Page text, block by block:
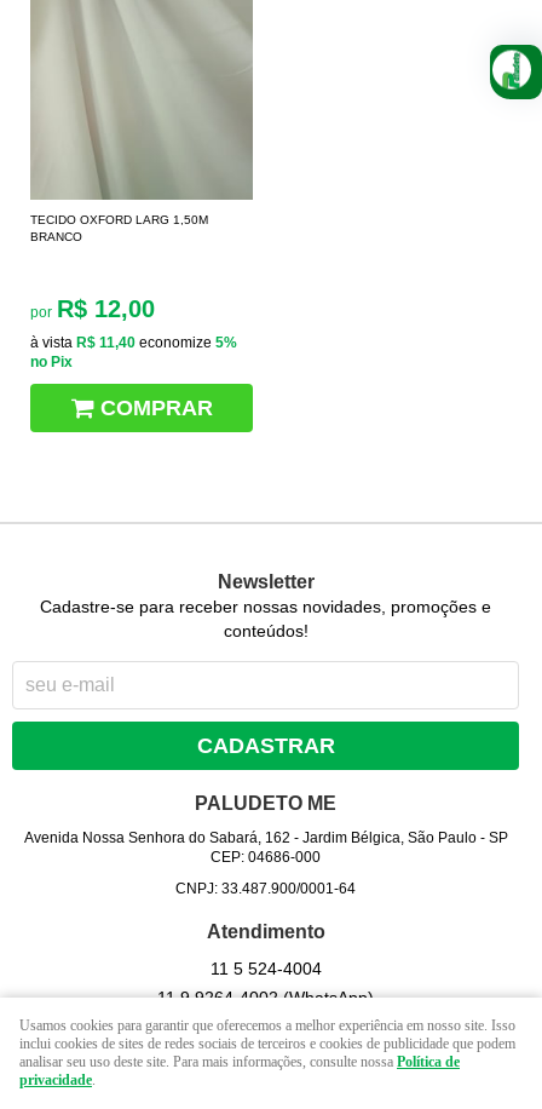
TECIDO OXFORD LARG 1,50M
BRANCO
por R$ 12,00
à vista R$ 11,40 economize 5%
no Pix
COMPRAR
Newsletter
Cadastre-se para receber nossas novidades, promoções e
conteúdos!
CADASTRAR
PALUDETO ME
Avenida Nossa Senhora do Sabará, 162 - Jardim Bélgica, São Paulo- SP
CEP: 04686-000
CNPJ: 33.487.900/0001-64
Atendimento
11 5524-4004
11 99264-4002(WhatsApp)
Seg - Sex 09hrs às 17 hrs. / Sab - 09 hrs às 13 hrs. (exceto
feriados).
Usamos cookies para garantir que oferecemos a melhor experiência em nosso site. Isso
inclui cookies de sites de redes sociais de terceiros e cookies de publicidade que podem
analisar seu uso deste site. Para mais informações, consulte nossa Política de
privacidade.